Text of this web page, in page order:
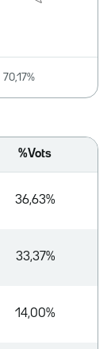
70,17%
%Vots
36,63%
33,37%
14,00%